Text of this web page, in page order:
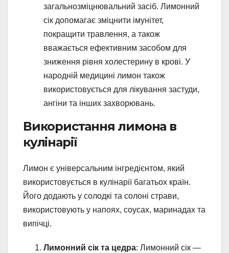
загальнозміцнювальний засіб. Лимонний
сік допомагає зміцнити імунітет,
покращити травлення, а також
вважається ефективним засобом для
зниження рівня холестерину в крові. У
народній медицині лимон також
використовується для лікування застуди,
ангіни та інших захворювань.
Використання лимона в
кулінарії
Лимон є універсальним інгредієнтом, який
використовується в кулінарії багатьох країн.
Його додають у солодкі та солоні страви,
використовують у напоях, соусах, маринадах та
випічці.
Лимонний сік та цедра: Лимонний сік —